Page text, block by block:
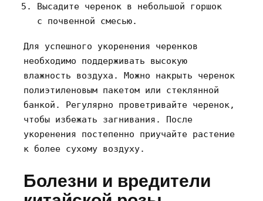
Высадите черенок в небольшой горшок
с почвенной смесью.
Для успешного укоренения черенков
необходимо поддерживать высокую
влажность воздуха. Можно накрыть черенок
полиэтиленовым пакетом или стеклянной
банкой. Регулярно проветривайте черенок‚
чтобы избежать загнивания. После
укоренения постепенно приучайте растение
к более сухому воздуху.
Болезни и вредители